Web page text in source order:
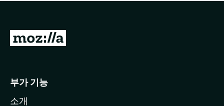
점
습
니
M
l
부가 기능
소개